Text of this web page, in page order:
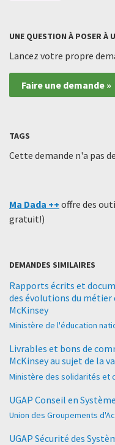
UNE QUESTION À POSER À
Lancez votre propre
Faire une demande »
TAGS
Cette demande n'a pas
Ma Dada ++ offre des
gratuit!)
DEMANDES SIMILAIRES
Rapports écrits et
des évolutions du métier
McKinsey
Ministère de l'éducation
Livrables et bons de
McKinsey au sujet de la
Ministère des solidarités et
UGAP Conseil en
Union des Groupements
UGAP Sécurité des